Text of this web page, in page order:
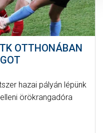
OTTHONÁBAN
hazai pályán lépünk
örökrangadóra